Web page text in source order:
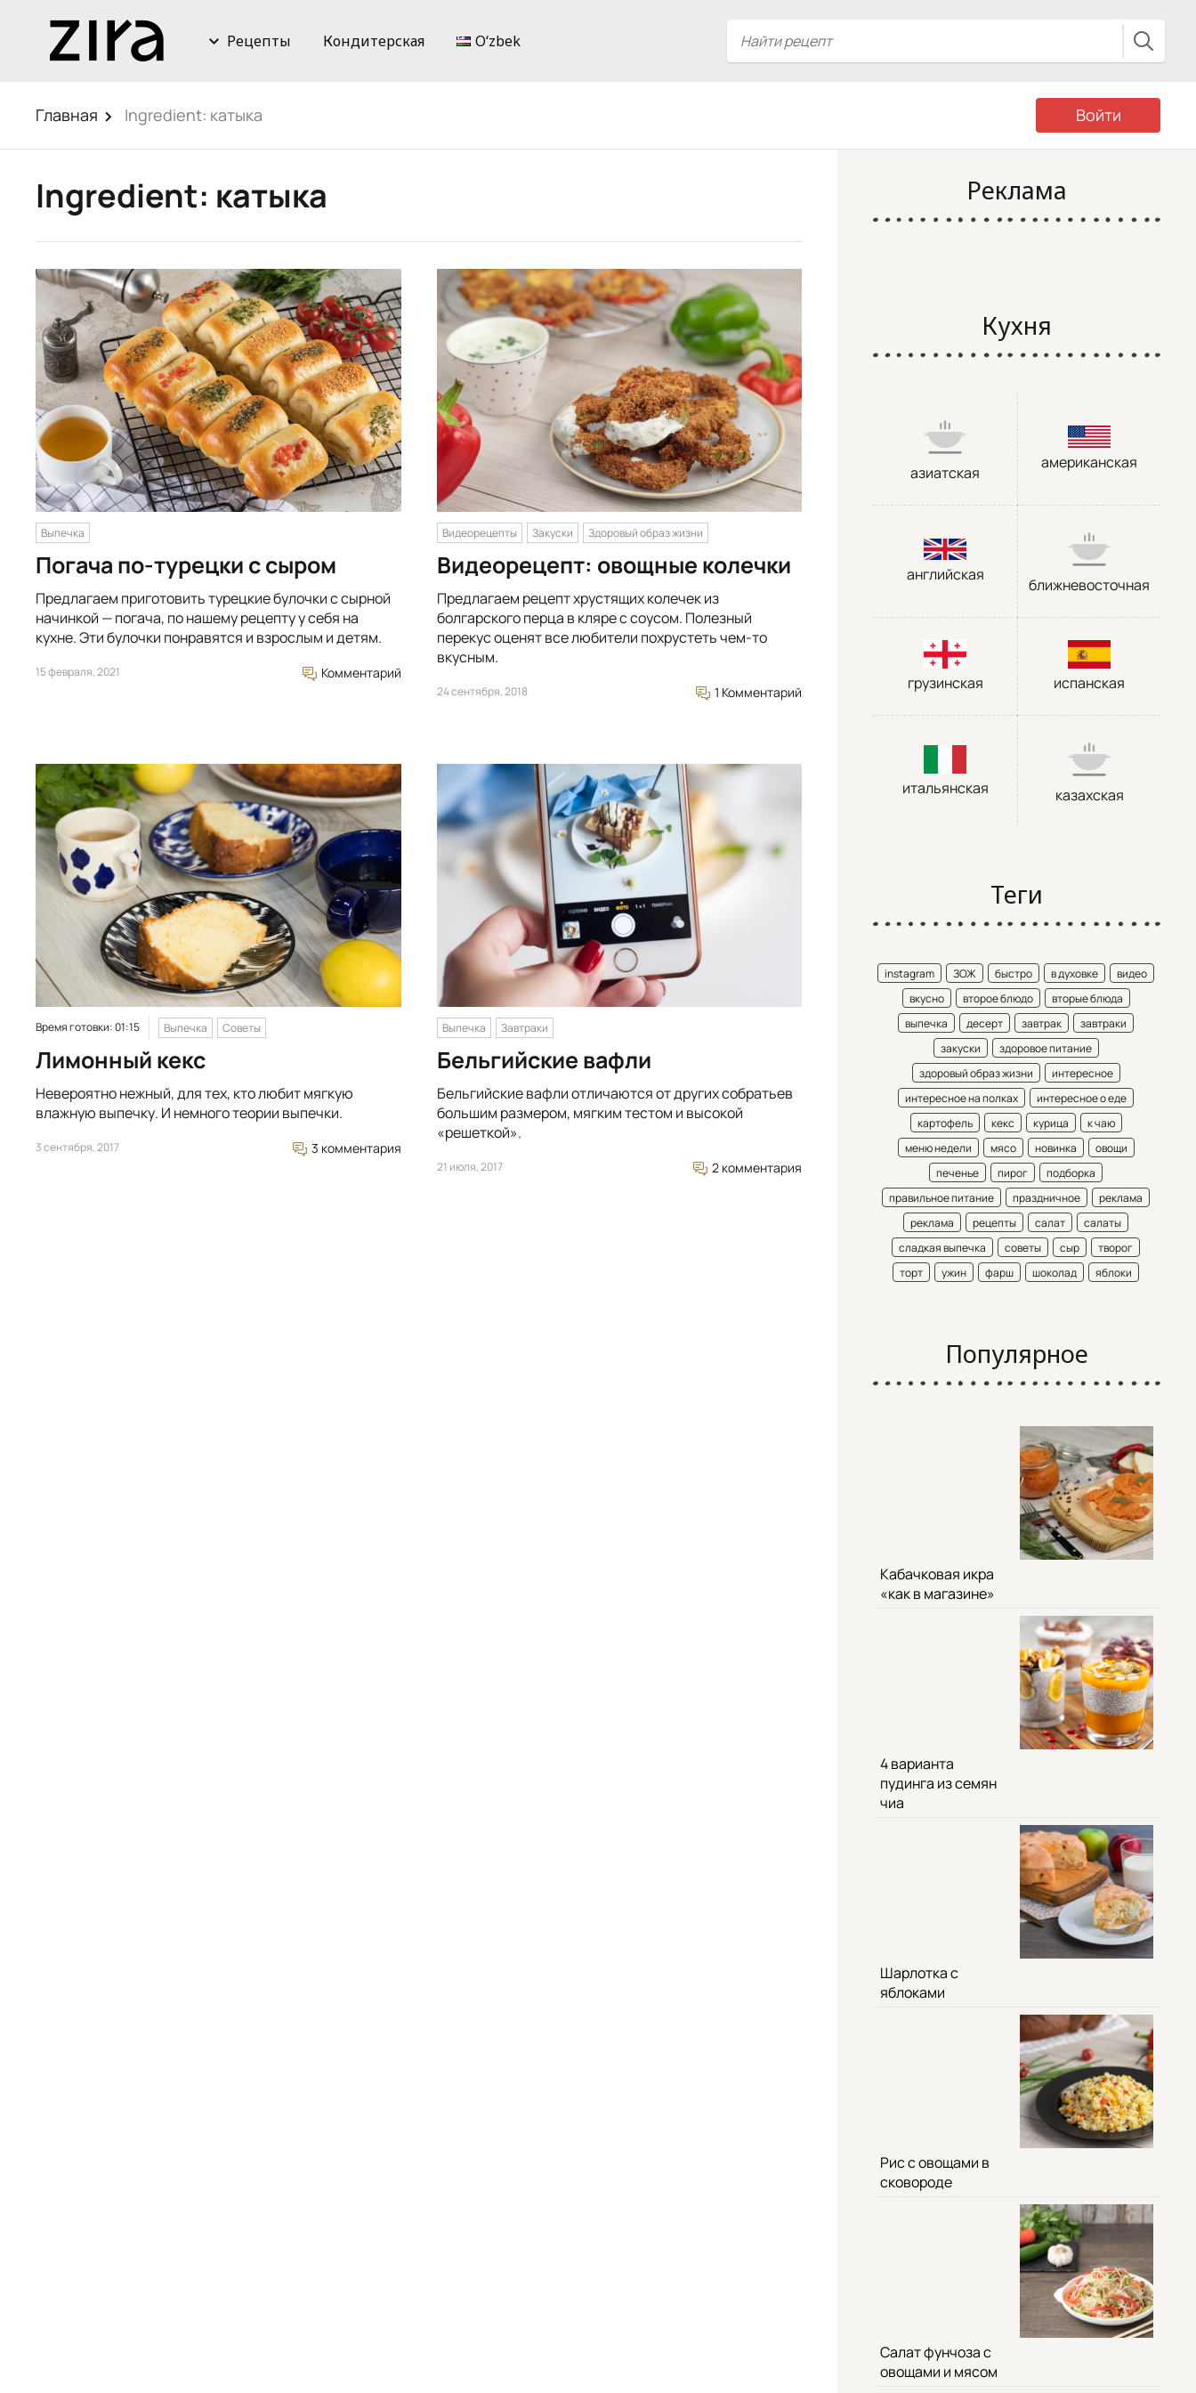
Рецепты Кондитерская Oʻzbek
Главная Ingredient: катыка Войти
Ingredient: катыка
Выпечка
Погача по-турецки с сыром
Предлагаем приготовить турецкие булочки с сырной
начинкой — погача, по нашему рецепту у себя на
кухне. Эти булочки понравятся и взрослым и детям.
15 февраля, 2021 Комментарий
Видеорецепты Закуски Здоровый образ жизни
Видеорецепт: овощные колечки
Предлагаем рецепт хрустящих колечек из
болгарского перца в кляре с соусом. Полезный
перекус оценят все любители похрустеть чем-то
вкусным.
24 сентября, 2018 1 Комментарий
Время готовки: 01:15 Выпечка Советы
Лимонный кекс
Невероятно нежный, для тех, кто любит мягкую
влажную выпечку. И немного теории выпечки.
3 сентября, 2017 3 комментария
Выпечка Завтраки
Бельгийские вафли
Бельгийские вафли отличаются от других собратьев
большим размером, мягким тестом и высокой
«решеткой».
21 июля, 2017 2 комментария
Реклама
Кухня
азиатская
американская
английская
ближневосточная
грузинская испанская
итальянская казахская
Теги
instagram ЗОЖ быстро в духовке
видео
вкусно
второе блюдо
вторые блюда
выпечка
десерт завтрак
завтраки
закуски
здоровое питание
здоровый образ жизни
интересное
интересное на полках
интересное о еде
картофель
кекс курица
к чаю
меню недели
мясо новинка
овощи
печенье
пирог
подборка
правильное питание
праздничное
реклама
реклама
рецепты салат
салаты
сладкая выпечка
советы сыр
творог
торт
ужин фарш шоколад яблоки
Популярное
Кабачковая икра
«как в магазине»
4 варианта
пудинга из семян
чиа
Шарлотка с
яблоками
Рис с овощами в
сковороде
Салат фунчоза с
овощами и мясом